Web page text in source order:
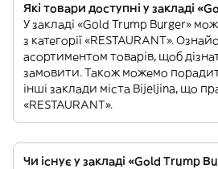
Які товари доступні у закладі
У закладі «Gold Trump Burger»
з категорії «RESTAURANT».
асортиментом товарів, щоб
замовити. Також можемо
інші заклади міста Bijeljina, що
«RESTAURANT».
Чи існує у закладі «Gold Trump